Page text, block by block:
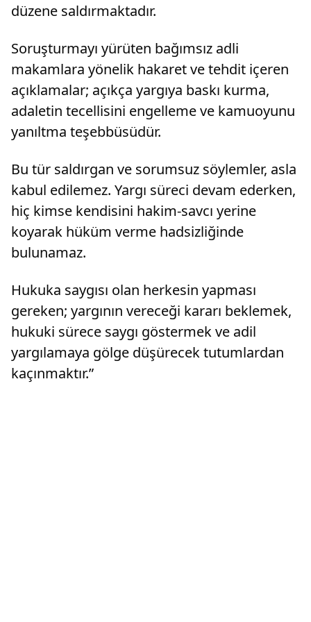
düzene saldırmaktadır.
Soruşturmayı yürüten bağımsız adli
makamlara yönelik hakaret ve tehdit içeren
açıklamalar; açıkça yargıya baskı kurma,
adaletin tecellisini engelleme ve kamuoyunu
yanıltma teşebbüsüdür.
Bu tür saldırgan ve sorumsuz söylemler, asla
kabul edilemez. Yargı süreci devam ederken,
hiç kimse kendisini hakim-savcı yerine
koyarak hüküm verme hadsizliğinde
bulunamaz.
Hukuka saygısı olan herkesin yapması
gereken; yargının vereceği kararı beklemek,
hukuki sürece saygı göstermek ve adil
yargılamaya gölge düşürecek tutumlardan
kaçınmaktır.”